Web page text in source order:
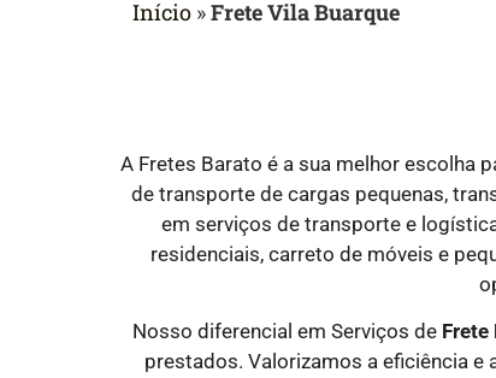
Início »Frete Vila Buarque
A Fretes Barato é a sua melhor escolha
de transporte de cargas pequenas,
em serviços de transporte e
residenciais, carreto de móveis e
Nosso diferencial em Serviços de Frete
prestados. Valorizamos a eficiência e